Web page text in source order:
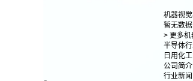
机器视
暂无数据
> 更多
半导体
日用化工
公司简介
行业新闻